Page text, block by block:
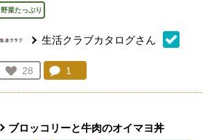
野菜たっぷり
生活クラブカタログさん
お気に入り登録：
28
人が登録
コメント：
1
ブロッコリーと牛肉のオイマヨ丼